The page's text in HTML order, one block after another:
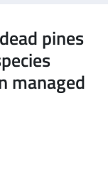
pines
managed